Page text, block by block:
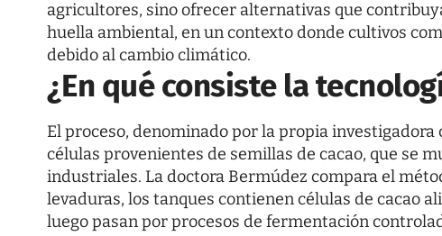
agricultores, sino ofrecer alternativas que
huella ambiental, en un contexto donde cultivos
debido al cambio climático.
¿En qué consiste la
El proceso, denominado por la propia
células provenientes de semillas de cacao, que se
industriales. La doctora Bermúdez compara el
levaduras, los tanques contienen células de cacao
luego pasan por procesos de fermentación